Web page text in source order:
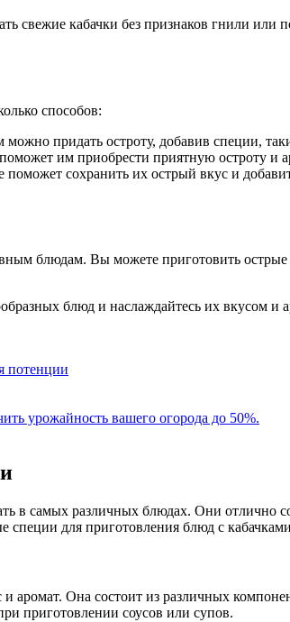
свежие кабачки без признаков гнили
способов:
придать остроту, добавив специи,
им приобрести приятную остроту и
сохранить их острый вкус и
блюдам. Вы можете приготовить
блюд и наслаждайтесь их вкусом
потенции
урожайность вашего огорода до 50%.
в самых различных блюдах. Они
специи для приготовления блюд с
аромат. Она состоит из различных
приготовлении соусов или супов.